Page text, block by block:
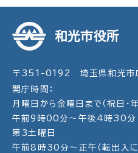
和光市役所
〒351-0192 埼玉県和光市
開庁時間：
月曜日から金曜日まで（祝日・
午前9時00分～午後4時30分
第3土曜日
午前8時30分～正午（転出入に